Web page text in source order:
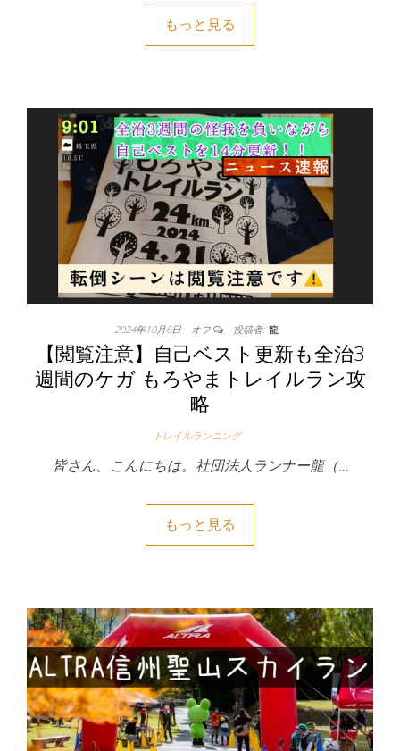
もっと見る
2024年10月6日 オフ 投稿者: 龍
【閲覧注意】自己ベスト更新も全治3
週間のケガ もろやまトレイルラン攻
略
トレイルランニング
皆さん、こんにちは。社団法人ランナー龍（…
もっと見る